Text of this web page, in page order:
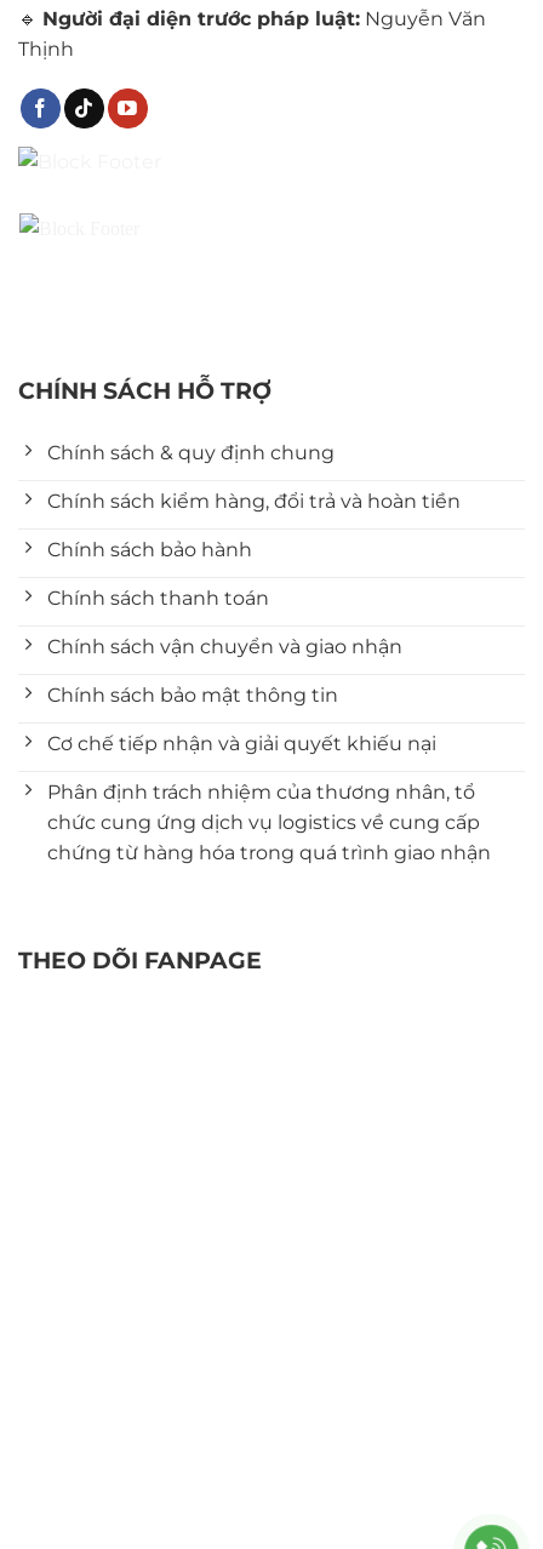
🔹 Người đại diện trước pháp luật: Nguyễn Văn
Thịnh
CHÍNH SÁCH HỖ TRỢ
Chính sách & quy định chung
Chính sách kiểm hàng, đổi trả và hoàn tiền
Chính sách bảo hành
Chính sách thanh toán
Chính sách vận chuyển và giao nhận
Chính sách bảo mật thông tin
Cơ chế tiếp nhận và giải quyết khiếu nại
Phân định trách nhiệm của thương nhân, tổ
chức cung ứng dịch vụ logistics về cung cấp
chứng từ hàng hóa trong quá trình giao nhận
THEO DÕI FANPAGE